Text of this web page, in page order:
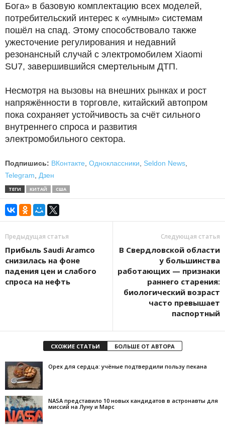
Бога» в базовую комплектацию всех моделей,
потребительский интерес к «умным» системам
пошёл на спад. Этому способствовало также
ужесточение регулирования и недавний
резонансный случай с электромобилем Xiaomi
SU7, завершившийся смертельным ДТП.
Несмотря на вызовы на внешних рынках и рост
напряжённости в торговле, китайский автопром
пока сохраняет устойчивость за счёт сильного
внутреннего спроса и развития
электромобильного сектора.
Подпишись: ВКонтакте Одноклассники Seldon News
Telegram
Дзен
ТЕГИ КИТАЙ США
Предыдущая статья
Прибыль Saudi Aramco
снизилась на фоне
падения цен и слабого
спроса на нефть
Следующая статья
В Свердловской области
у большинства
работающих — признаки
раннего старения:
биологический возраст
часто превышает
паспортный
СХОЖИЕ СТАТЬИ БОЛЬШЕ ОТ АВТОРА
Орех для сердца: учёные подтвердили пользу пекана
NASA представило 10 новых кандидатов в астронавты для
миссий на Луну и Марс